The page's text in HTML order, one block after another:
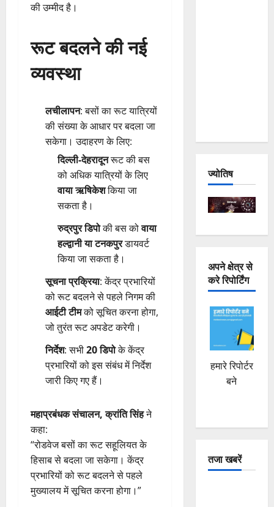
की उम्मीद है।
रूट बदलने की नई
व्यवस्था
लचीलापन: बसों का रूट यात्रियों
की संख्या के आधार पर बदला जा
सकेगा। उदाहरण के लिए:
दिल्ली-देहरादूनरूट की बस
को अधिक यात्रियों के लिए
वाया ऋषिकेशकिया जा
सकता है।
रुद्रपुर डिपोकी बस कोवाया
हल्द्वानी या टनकपुरडायवर्ट
किया जा सकता है।
सूचना प्रक्रिया: केंद्र प्रभारियों
को रूट बदलने से पहले निगम की
आईटी टीमको सूचित करना होगा,
जो तुरंत रूट अपडेट करेगी।
निर्देश: सभी20 डिपोके केंद्र
प्रभारियों को इस संबंध में निर्देश
जारी किए गए हैं।
महाप्रबंधक संचालन, क्रांति सिंहने
कहा:
“रोडवेज बसों का रूट सहूलियत के
हिसाब से बदला जा सकेगा। केंद्र
प्रभारियों को रूट बदलने से पहले
मुख्यालय में सूचित करना होगा।”
ज्योतिष
अपने क्षेत्र से
करे रिपोर्टिंग
हमारे रिपोर्टर
बने
तजा खबरें